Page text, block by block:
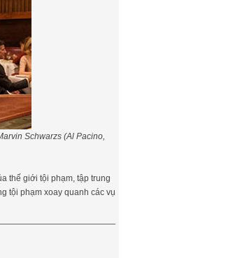
Schwarzs (Al Pacino,
thế giới tội phạm, tập trung
tội phạm xoay quanh các vụ